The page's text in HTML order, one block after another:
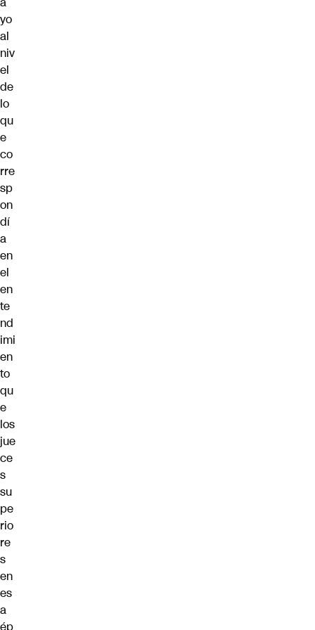
yo
al
niv
el
de
lo
qu
e
co
rre
sp
on
dí
a
en
el
en
te
nd
imi
en
to
qu
e
los
jue
ce
s
su
pe
rio
re
s
en
es
a
ép